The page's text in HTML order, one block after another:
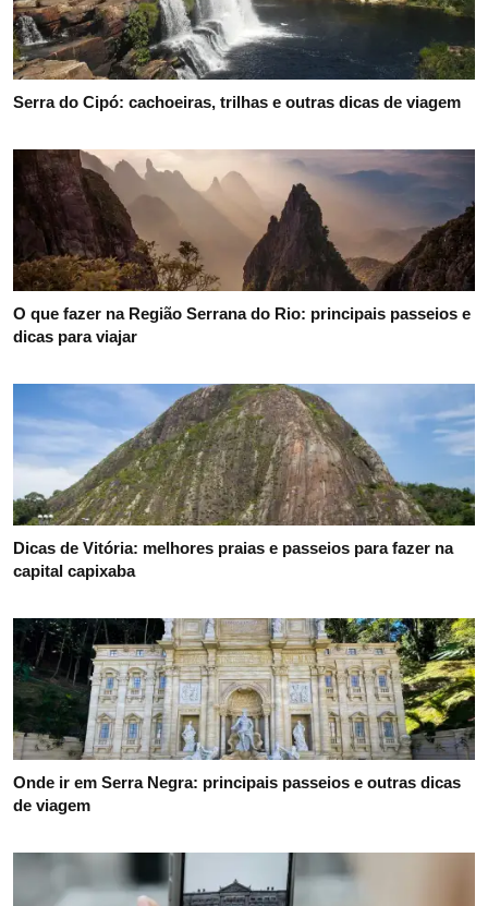
Serra do Cipó: cachoeiras, trilhas e outras dicas de viagem
O que fazer na Região Serrana do Rio: principais passeios e
dicas para viajar
Dicas de Vitória: melhores praias e passeios para fazer na
capital capixaba
Onde ir em Serra Negra: principais passeios e outras dicas
de viagem